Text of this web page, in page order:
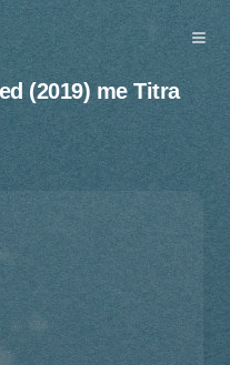
(2019) me Titra